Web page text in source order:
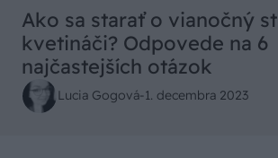
Ako sa starať o vianočný
kvetináči? Odpovede na 6
najčastejších otázok
Lucia Gogová-1. decembra 2023